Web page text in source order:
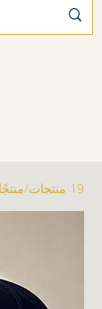
19 منتجات/منتجًا